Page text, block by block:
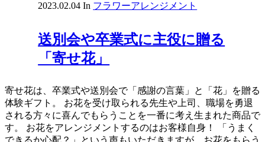
2023.02.04 In フラワーアレンジメント
送別会や卒業式に主役に贈る
「寄せ花」
寄せ花は、卒業式や送別会で「感謝の言葉」と「花」を贈る
体験ギフト。 お花を受け取られる先生や上司、職場を勇退
される方々に喜んでもらうことを一番に考え生まれた商品で
す。 お花をアレンジメントするのはお客様自身！ 「うまく